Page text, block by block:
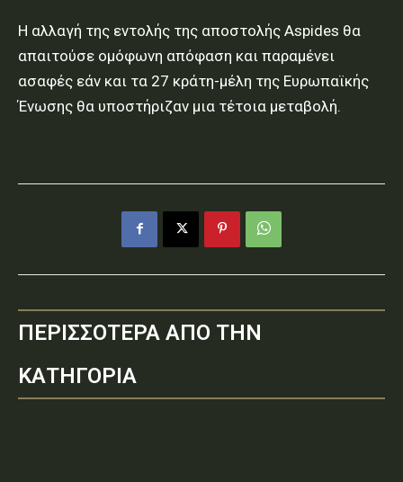
Η αλλαγή της εντολής της αποστολής Aspides θα
απαιτούσε ομόφωνη απόφαση και παραμένει
ασαφές εάν και τα 27 κράτη-μέλη της Ευρωπαϊκής
Ένωσης θα υποστήριζαν μια τέτοια μεταβολή.
ΠΕΡΙΣΣΟΤΕΡΑ ΑΠΟ ΤΗΝ
ΚΑΤΗΓΟΡΙΑ